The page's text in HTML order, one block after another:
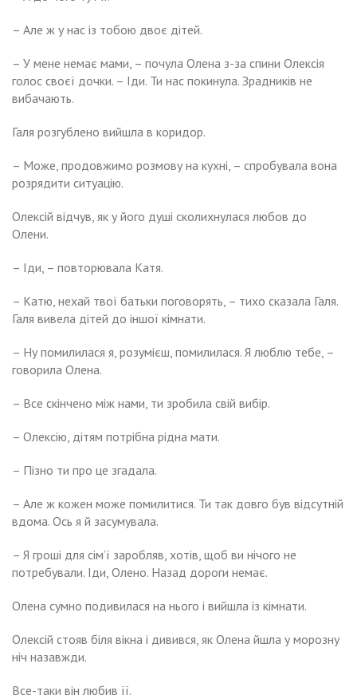
– Але ж у нас із тобою двоє дітей.
– У мене немає мами, – почула Олена з-за спини Олексія
голос своєї дочки. – Іди. Ти нас покинула. Зрадників не
вибачають.
Галя розгублено вийшла в коридор.
– Може, продовжимо розмову на кухні, – спробувала вона
розрядити ситуацію.
Олексій відчув, як у його душі сколихнулася любов до
Олени.
– Іди, – повторювала Катя.
– Катю, нехай твої батьки поговорять, – тихо сказала Галя.
Галя вивела дітей до іншої кімнати.
– Ну помилилася я, розумієш, помилилася. Я люблю тебе, –
говорила Олена.
– Все скінчено між нами, ти зробила свій вибір.
– Олексію, дітям потрібна рідна мати.
– Пізно ти про це згадала.
– Але ж кожен може помилитися. Ти так довго був відсутній
вдома. Ось я й засумувала.
– Я гроші для сім’ї заробляв, хотів, щоб ви нічого не
потребували. Іди, Олено. Назад дороги немає.
Олена сумно подивилася на нього і вийшла із кімнати.
Олексій стояв біля вікна і дивився, як Олена йшла у морозну
ніч назавжди.
Все-таки він любив її.